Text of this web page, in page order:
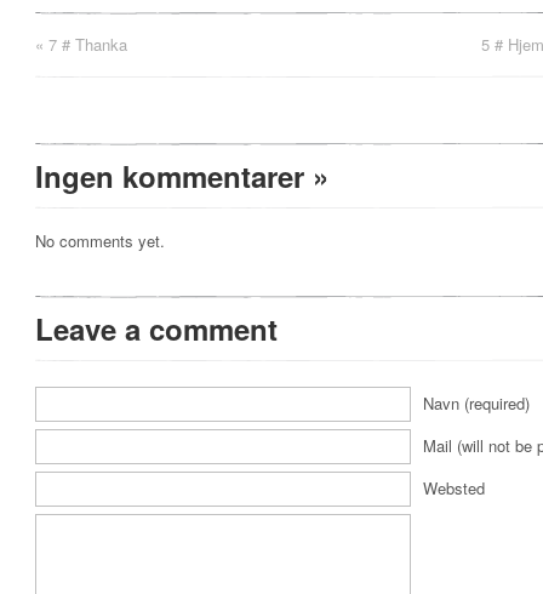
« 7 # Thanka 5 #
Ingen kommentarer »
No comments yet.
Leave a comment
Navn (required)
Mail (will not be
Websted